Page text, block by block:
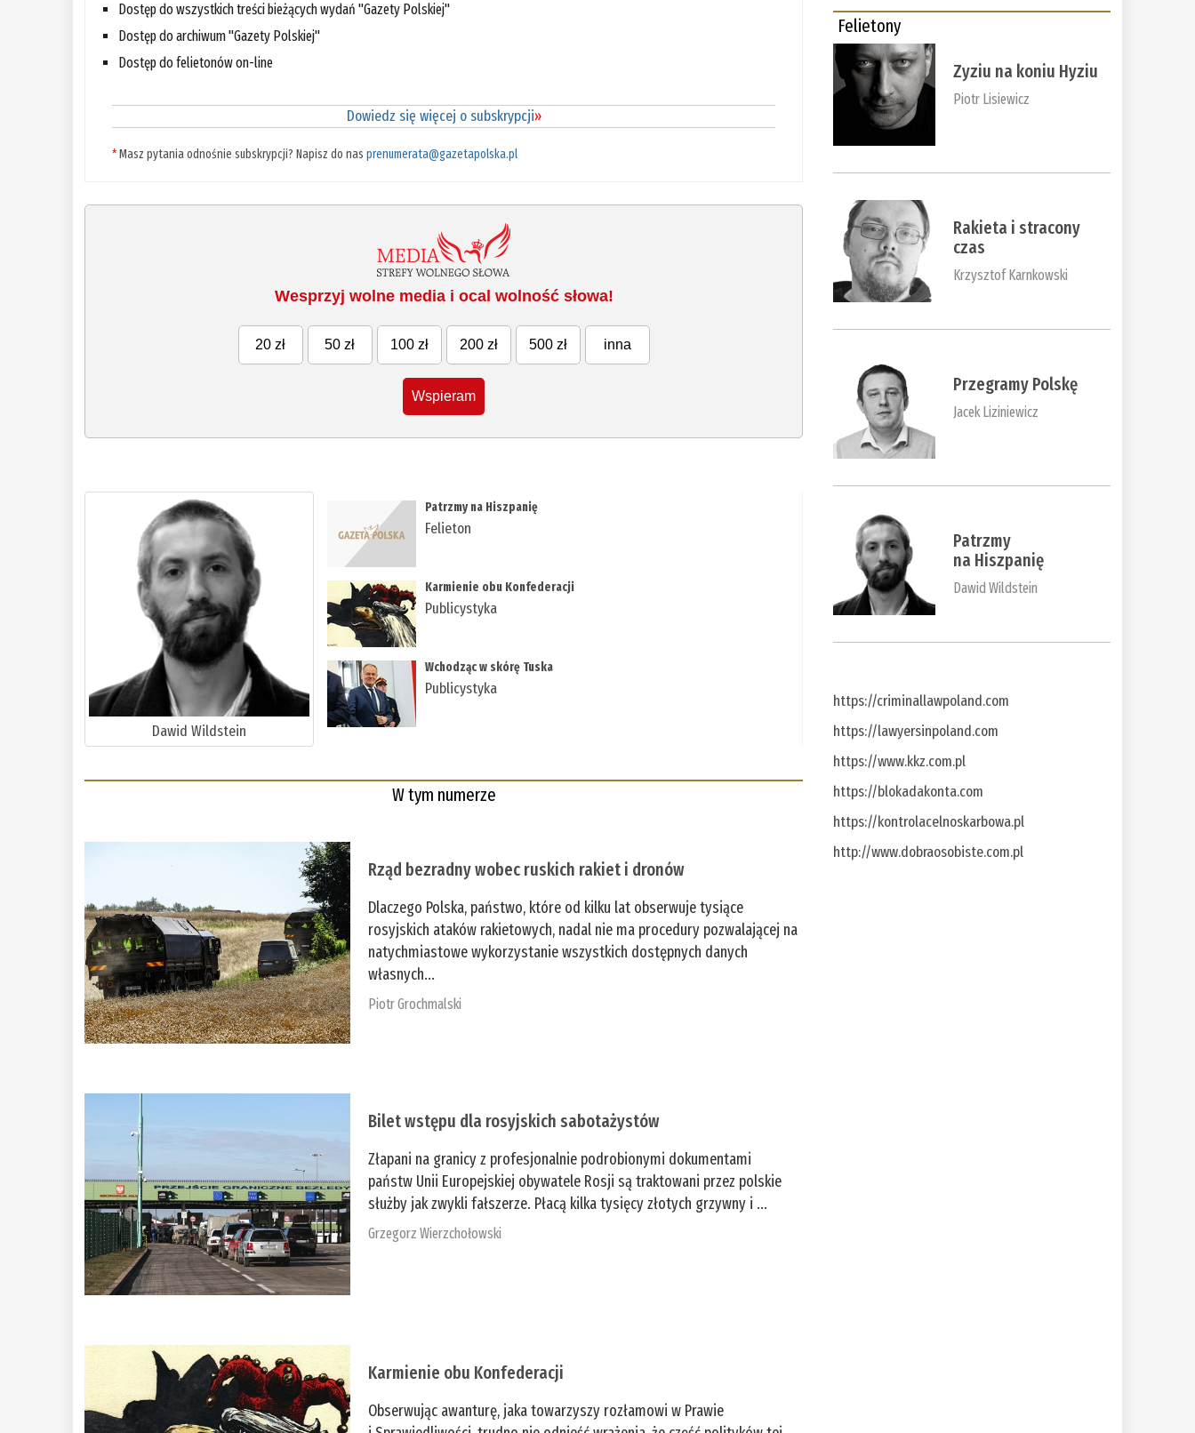
Dostęp do wszystkich treści bieżących wydań "Gazety Polskiej"
Dostęp do archiwum "Gazety Polskiej"
Dostęp do felietonów on-line
Dowiedz się więcej o subskrypcji»
*Masz pytania odnośnie subskrypcji? Napisz do nasprenumerata@gazetapolska.pl
Wesprzyj wolne media i ocal wolność słowa!
20 zł 50 zł 100 zł 200 zł 500 zł inna
Wspieram
Dawid Wildstein
Patrzmy na Hiszpanię
Felieton
Karmienie obu Konfederacji
Publicystyka
Wchodząc w skórę Tuska
Publicystyka
W tym numerze
Rząd bezradny wobec ruskich rakiet i dronów
Dlaczego Polska, państwo, które od kilku lat obserwuje tysiące
rosyjskich ataków rakietowych, nadal nie ma procedury pozwalającej na
natychmiastowe wykorzystanie wszystkich dostępnych danych
własnych...
Piotr Grochmalski
Bilet wstępu dla rosyjskich sabotażystów
Złapani na granicy z profesjonalnie podrobionymi dokumentami
państw Unii Europejskiej obywatele Rosji są traktowani przez polskie
służby jak zwykli fałszerze. Płacą kilka tysięcy złotych grzywny i ...
Grzegorz Wierzchołowski
Karmienie obu Konfederacji
Obserwując awanturę, jaka towarzyszy rozłamowi w Prawie
Felietony
Zyziu na koniu Hyziu
Piotr Lisiewicz
Rakieta i stracony
czas
Krzysztof Karnkowski
Przegramy Polskę
Jacek Liziniewicz
Patrzmy
na Hiszpanię
Dawid Wildstein
https://criminallawpoland.com
https://lawyersinpoland.com
https://www.kkz.com.pl
https://blokadakonta.com
https://kontrolacelnoskarbowa.pl
http://www.dobraosobiste.com.pl